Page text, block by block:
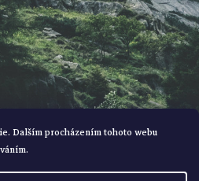
Dalším procházením tohoto webu